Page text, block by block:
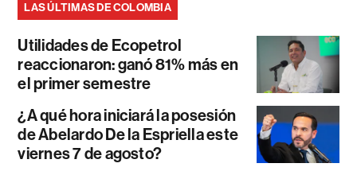
LAS ÚLTIMAS DE COLOMBIA
Utilidades de Ecopetrol
reaccionaron: ganó 81% más en
el primer semestre
¿A qué hora iniciará la posesión
de Abelardo De la Espriella este
viernes 7 de agosto?